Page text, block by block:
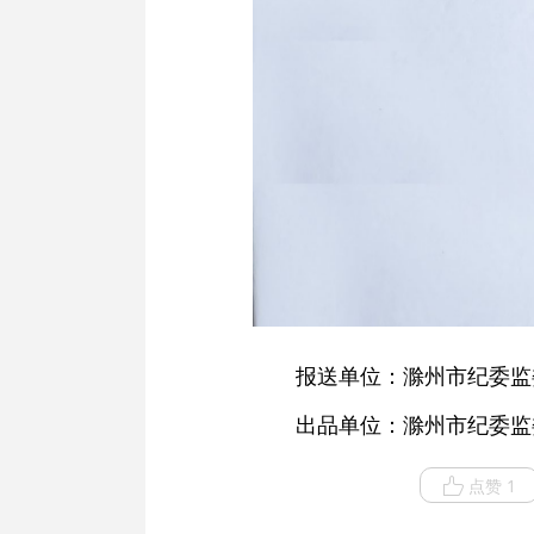
报送单位：滁州市纪委
出品单位：滁州市纪委
点赞 1